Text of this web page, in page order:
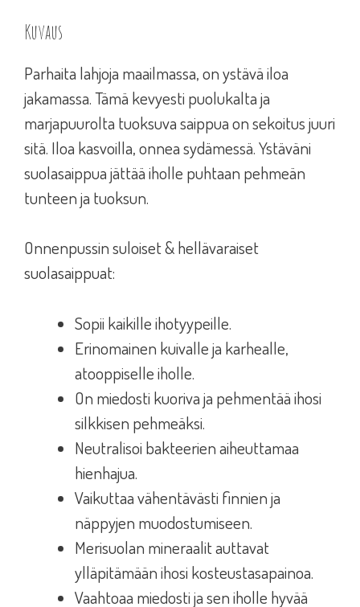
Kuvaus
Parhaita lahjoja maailmassa, on ystävä iloa
jakamassa. Tämä kevyesti puolukalta ja
marjapuurolta tuoksuva saippua on sekoitus juuri
sitä. Iloa kasvoilla, onnea sydämessä. Ystäväni
suolasaippua jättää iholle puhtaan pehmeän
tunteen ja tuoksun.
Onnenpussin suloiset & hellävaraiset
suolasaippuat:
Sopii kaikille ihotyypeille.
Erinomainen kuivalle ja karhealle,
atooppiselle iholle.
On miedosti kuoriva ja pehmentää ihosi
silkkisen pehmeäksi.
Neutralisoi bakteerien aiheuttamaa
hienhajua.
Vaikuttaa vähentävästi finnien ja
näppyjen muodostumiseen.
Merisuolan mineraalit auttavat
ylläpitämään ihosi kosteustasapainoa.
Vaahtoaa miedosti ja sen iholle hyvää